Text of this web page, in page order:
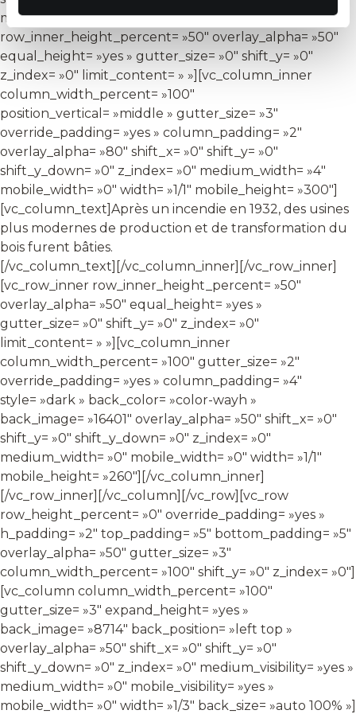
mobile_width= »0″ width= »3/12″][vc_row_inner
row_inner_height_percent= »50″ overlay_alpha= »50″
equal_height= »yes » gutter_size= »0″ shift_y= »0″
z_index= »0″ limit_content= » »][vc_column_inner
column_width_percent= »100″
position_vertical= »middle » gutter_size= »3″
override_padding= »yes » column_padding= »2″
overlay_alpha= »80″ shift_x= »0″ shift_y= »0″
shift_y_down= »0″ z_index= »0″ medium_width= »4″
mobile_width= »0″ width= »1/1″ mobile_height= »300″]
[vc_column_text]Après un incendie en 1932, des usines
plus modernes de production et de transformation du
bois furent bâties.
[/vc_column_text][/vc_column_inner][/vc_row_inner]
[vc_row_inner row_inner_height_percent= »50″
overlay_alpha= »50″ equal_height= »yes »
gutter_size= »0″ shift_y= »0″ z_index= »0″
limit_content= » »][vc_column_inner
column_width_percent= »100″ gutter_size= »2″
override_padding= »yes » column_padding= »4″
style= »dark » back_color= »color-wayh »
back_image= »16401″ overlay_alpha= »50″ shift_x= »0″
shift_y= »0″ shift_y_down= »0″ z_index= »0″
medium_width= »0″ mobile_width= »0″ width= »1/1″
mobile_height= »260″][/vc_column_inner]
[/vc_row_inner][/vc_column][/vc_row][vc_row
row_height_percent= »0″ override_padding= »yes »
h_padding= »2″ top_padding= »5″ bottom_padding= »5″
overlay_alpha= »50″ gutter_size= »3″
column_width_percent= »100″ shift_y= »0″ z_index= »0″]
[vc_column column_width_percent= »100″
gutter_size= »3″ expand_height= »yes »
back_image= »8714″ back_position= »left top »
overlay_alpha= »50″ shift_x= »0″ shift_y= »0″
shift_y_down= »0″ z_index= »0″ medium_visibility= »yes »
medium_width= »0″ mobile_visibility= »yes »
mobile_width= »0″ width= »1/3″ back_size= »auto 100% »]